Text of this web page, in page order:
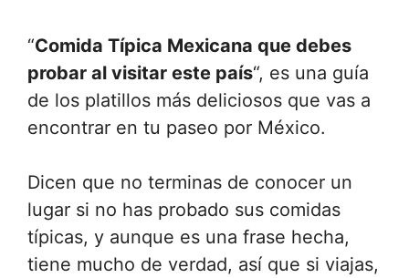
“Comida Típica Mexicana que debes
probar al visitar este país“, es una guía
de los platillos más deliciosos que vas a
encontrar en tu paseo por México.
Dicen que no terminas de conocer un
lugar si no has probado sus comidas
típicas, y aunque es una frase hecha,
tiene mucho de verdad, así que si viajas,